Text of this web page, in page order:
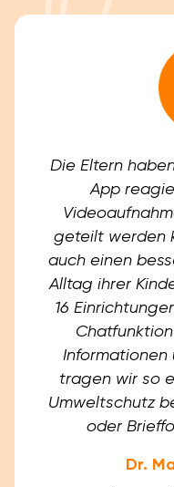
Die Eltern
App
geteilt werden
auch einen
Alltag ihrer
16
Informationen
tragen wir so
Umweltschutz
oder
Dr.